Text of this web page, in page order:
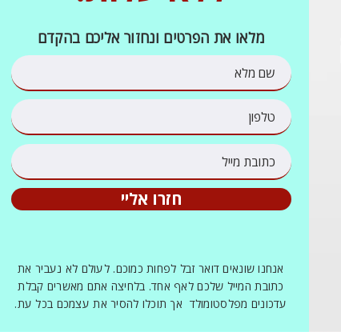
מלאו את הפרטים ונחזור אליכם בהקדם
חזרו אליי
אנחנו שונאים דואר זבל לפחות כמוכם. לעולם לא נעביר את
כתובת המייל שלכם לאף אחד. בלחיצה אתם מאשרים קבלת
עדכונים מפלסטומולד אך תוכלו להסיר את עצמכם בכל עת.